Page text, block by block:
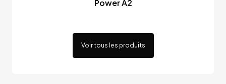
Power A2
Voir tous les produits